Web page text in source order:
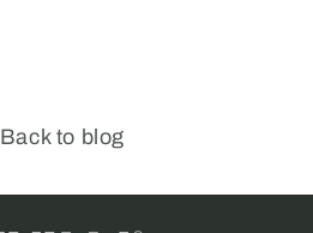
Back to blog